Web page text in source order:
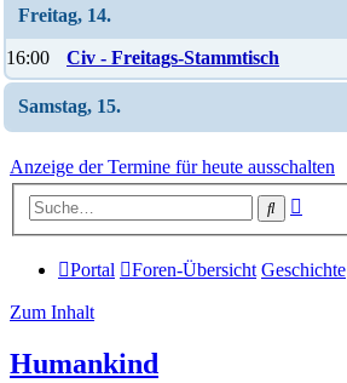
Freitag, 14.
16:00 Civ - Freitags-Stammtisch
Samstag, 15.
Anzeige der Termine für heute ausschalten
Suche
Portal Foren-Übersicht Geschichte
Zum Inhalt
Humankind